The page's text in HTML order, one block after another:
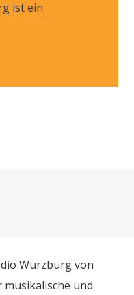
ist ein
Würzburg von
musikalische und